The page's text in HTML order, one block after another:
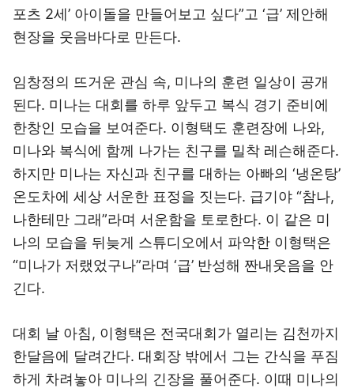
포츠 2세’ 아이돌을 만들어보고 싶다”고 ‘급’ 제안해
현장을 웃음바다로 만든다.
임창정의 뜨거운 관심 속, 미나의 훈련 일상이 공개
된다. 미나는 대회를 하루 앞두고 복식 경기 준비에
한창인 모습을 보여준다. 이형택도 훈련장에 나와,
미나와 복식에 함께 나가는 친구를 밀착 레슨해준다.
하지만 미나는 자신과 친구를 대하는 아빠의 ‘냉온탕’
온도차에 세상 서운한 표정을 짓는다. 급기야 “참나,
나한테만 그래”라며 서운함을 토로한다. 이 같은 미
나의 모습을 뒤늦게 스튜디오에서 파악한 이형택은
“미나가 저랬었구나”라며 ‘급’ 반성해 짠내웃음을 안
긴다.
대회 날 아침, 이형택은 전국대회가 열리는 김천까지
한달음에 달려간다. 대회장 밖에서 그는 간식을 푸짐
하게 차려놓아 미나의 긴장을 풀어준다. 이때 미나의